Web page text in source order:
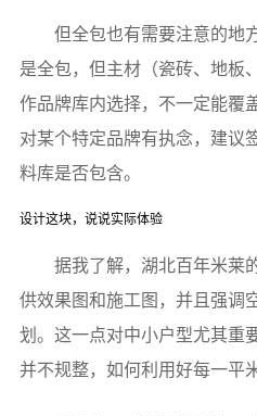
但全包也有需要注意的
是全包，但主材（瓷砖、地板
作品牌库内选择，不一定能覆
对某个特定品牌有执念，建议
料库是否包含。
设计这块，说说实际体验
据我了解，湖北百年米莱
供效果图和施工图，并且强调
划。这一点对中小户型尤其
并不规整，如何利用好每一平